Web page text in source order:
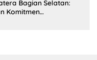
Bagian Selatan:
Komitmen